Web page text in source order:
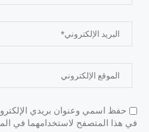
حفظ اسمي وعنوان بريدي
في هذا المتصفح لاستخدامهما في